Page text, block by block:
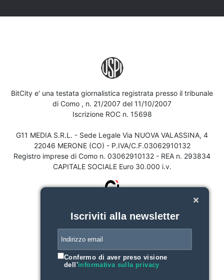
BitCity e' una testata giornalistica registrata presso il tribunale
di Como , n. 21/2007 del 11/10/2007
Iscrizione ROC n. 15698
G11 MEDIA S.R.L. - Sede Legale Via NUOVA VALASSINA, 4
22046 MERONE (CO) - P.IVA/C.F.03062910132
Registro imprese di Como n. 03062910132 - REA n. 293834
CAPITALE SOCIALE Euro 30.000 i.v.
Iscriviti alla newsletter
Confermo di aver preso visione
dell'informativa sulla privacy